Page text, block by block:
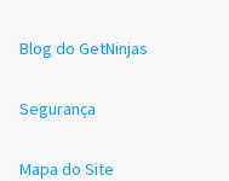
Blog do GetNinjas
Segurança
Mapa do Site